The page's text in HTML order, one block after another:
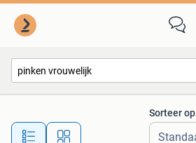
Alle afstanden…
Sorteer op